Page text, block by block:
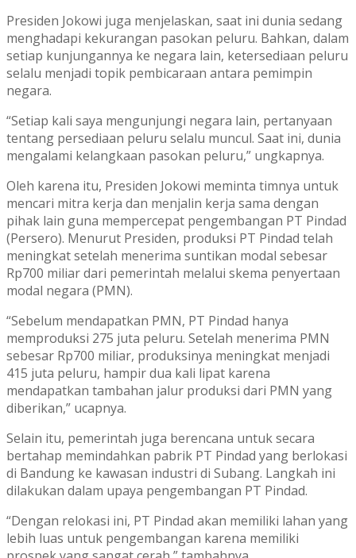
Presiden Jokowi juga menjelaskan, saat ini dunia sedang
menghadapi kekurangan pasokan peluru. Bahkan, dalam
setiap kunjungannya ke negara lain, ketersediaan peluru
selalu menjadi topik pembicaraan antara pemimpin
negara.
“Setiap kali saya mengunjungi negara lain, pertanyaan
tentang persediaan peluru selalu muncul. Saat ini, dunia
mengalami kelangkaan pasokan peluru,” ungkapnya.
Oleh karena itu, Presiden Jokowi meminta timnya untuk
mencari mitra kerja dan menjalin kerja sama dengan
pihak lain guna mempercepat pengembangan PT Pindad
(Persero). Menurut Presiden, produksi PT Pindad telah
meningkat setelah menerima suntikan modal sebesar
Rp700 miliar dari pemerintah melalui skema penyertaan
modal negara (PMN).
“Sebelum mendapatkan PMN, PT Pindad hanya
memproduksi 275 juta peluru. Setelah menerima PMN
sebesar Rp700 miliar, produksinya meningkat menjadi
415 juta peluru, hampir dua kali lipat karena
mendapatkan tambahan jalur produksi dari PMN yang
diberikan,” ucapnya.
Selain itu, pemerintah juga berencana untuk secara
bertahap memindahkan pabrik PT Pindad yang berlokasi
di Bandung ke kawasan industri di Subang. Langkah ini
dilakukan dalam upaya pengembangan PT Pindad.
“Dengan relokasi ini, PT Pindad akan memiliki lahan yang
lebih luas untuk pengembangan karena memiliki